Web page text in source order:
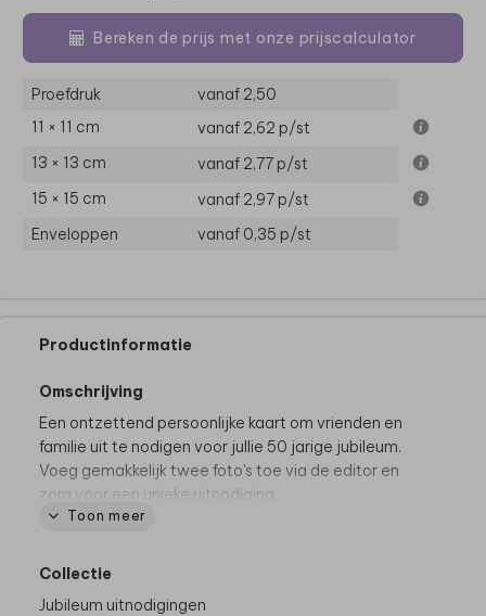
Bereken de prijs met onze prijscalculator
Proefdruk
vanaf 2,50
11 × 11 cm
vanaf 2,62 p/st
13 × 13 cm
vanaf 2,77 p/st
15 × 15 cm
vanaf 2,97 p/st
Enveloppen
vanaf 0,35 p/st
Productinformatie
Omschrijving
Een ontzettend persoonlijke kaart om vrienden en
familie uit te nodigen voor jullie 50 jarige jubileum.
Voeg gemakkelijk twee foto's toe via de editor en
zorg voor een unieke uitnodiging.
voor 18.00 uur besteld = de volgende werkdag
Toon meer
Collectie
Jubileum uitnodigingen